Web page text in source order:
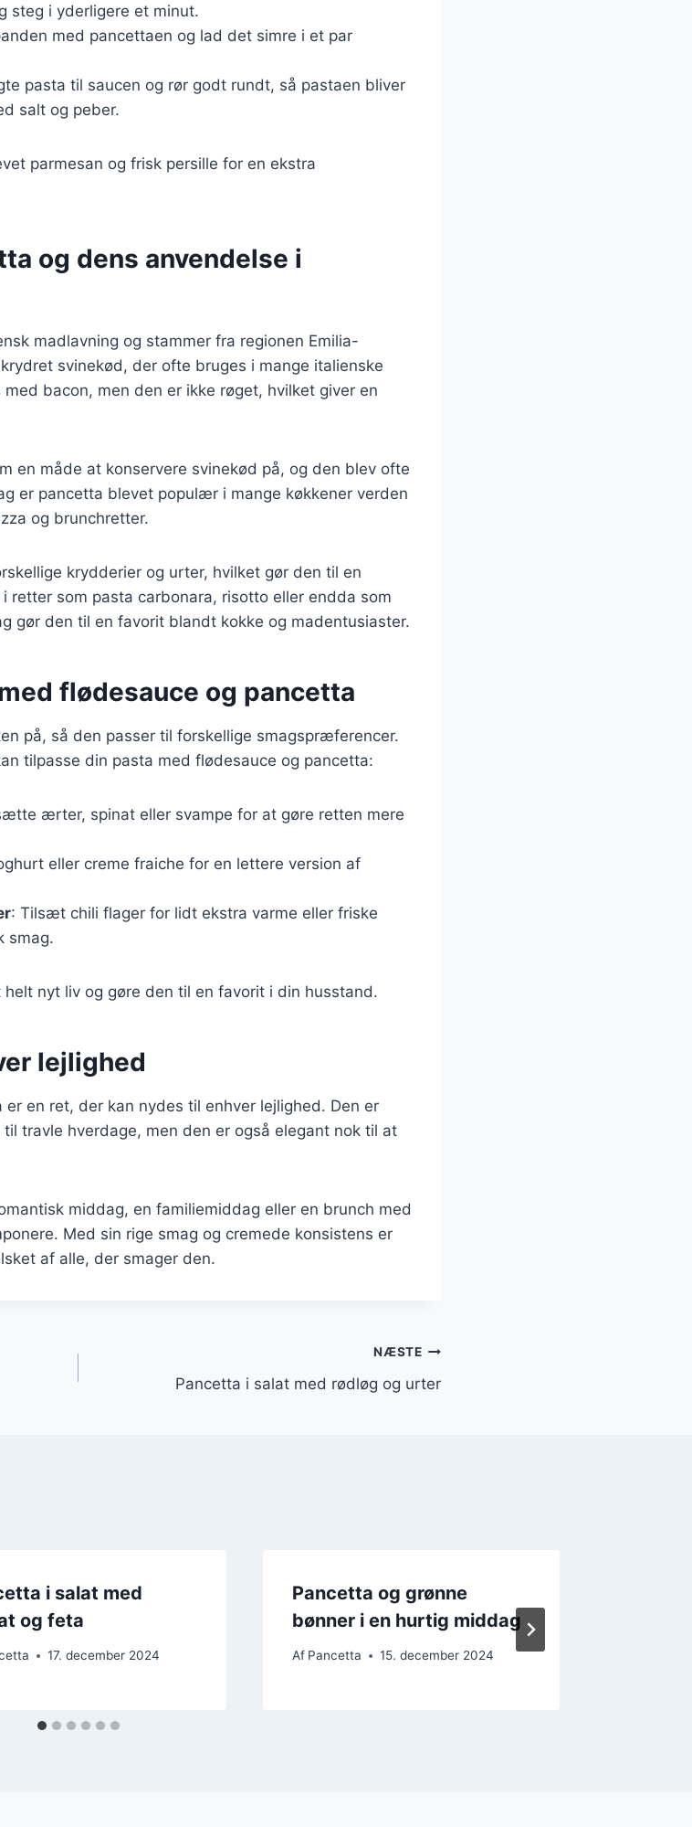
steg i yderligere et minut.
med pancettaen og lad det simre i et par
pasta til saucen og rør godt rundt, så pastaen bliver
salt og peber.
parmesan og frisk persille for en ekstra
og dens anvendelse i
madlavning og stammer fra regionen Emilia-
svinekød, der ofte bruges i mange italienske
bacon, men den er ikke røget, hvilket giver en
en måde at konservere svinekød på, og den blev ofte
er pancetta blevet populær i mange køkkener verden
og brunchretter.
krydderier og urter, hvilket gør den til en
retter som pasta carbonara, risotto eller endda som
gør den til en favorit blandt kokke og madentusiaster.
flødesauce og pancetta
på, så den passer til forskellige smagspræferencer.
tilpasse din pasta med flødesauce og pancetta:
ærter, spinat eller svampe for at gøre retten mere
eller creme fraiche for en lettere version af
: Tilsæt chili flager for lidt ekstra varme eller friske
smag.
nyt liv og gøre den til en favorit i din husstand.
lejlighed
en ret, der kan nydes til enhver lejlighed. Den er
travle hverdage, men den er også elegant nok til at
middag, en familiemiddag eller en brunch med
Med sin rige smag og cremede konsistens er
af alle, der smager den.
NÆSTE
Pancetta i salat med rødløg og urter
i salat med
og feta
17. december 2024
Pancetta og grønne
bønner i en hurtig middag
Af Pancetta 15. december 2024